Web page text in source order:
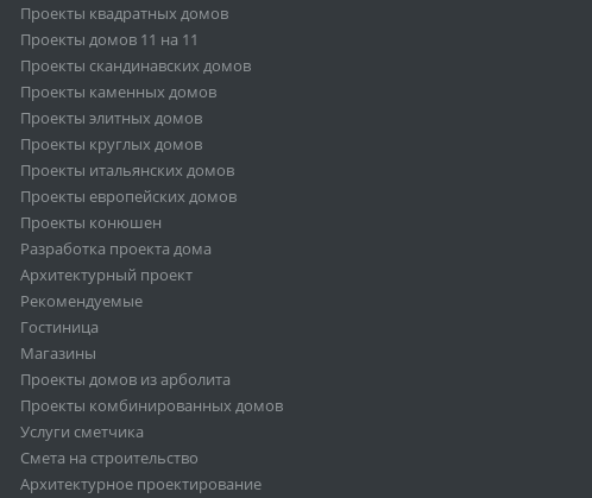
Проекты квадратных домов
Проекты домов 11 на 11
Проекты скандинавских домов
Проекты каменных домов
Проекты элитных домов
Проекты круглых домов
Проекты итальянских домов
Проекты европейских домов
Проекты конюшен
Разработка проекта дома
Архитектурный проект
Рекомендуемые
Гостиница
Магазины
Проекты домов из арболита
Проекты комбинированных домов
Услуги сметчика
Смета на строительство
Архитектурное проектирование